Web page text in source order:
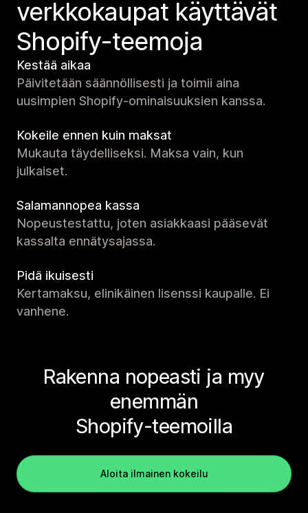
verkko­kaupat käyttävät
Shopify-teemoja
Kestää aikaa
Päivitetään säännöllisesti ja toimii aina
uusimpien Shopify-ominaisuuksien kanssa.
Kokeile ennen kuin maksat
Mukauta täydelliseksi. Maksa vain, kun
julkaiset.
Salamannopea kassa
Nopeustestattu, joten asiakkaasi pääsevät
kassalta ennätysajassa.
Pidä ikuisesti
Kertamaksu, elinikäinen lisenssi kaupalle. Ei
vanhene.
Rakenna nopeasti ja myy
enemmän
Shopify-teemoilla
Aloita ilmainen kokeilu